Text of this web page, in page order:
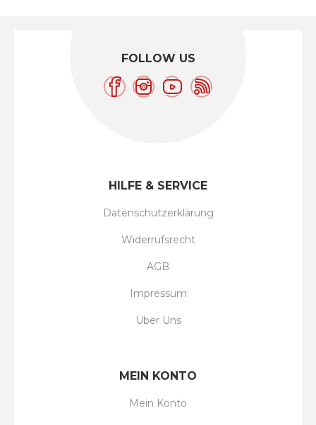
FOLLOW US
HILFE & SERVICE
Datenschutzerklärung
Widerrufsrecht
AGB
Impressum
Über Uns
MEIN KONTO
Mein Konto